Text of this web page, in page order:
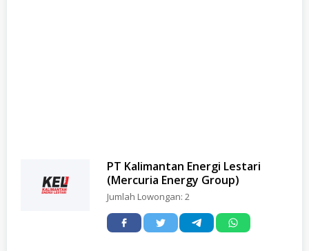
PT Kalimantan Energi Lestari
(Mercuria Energy Group)
Jumlah Lowongan: 2